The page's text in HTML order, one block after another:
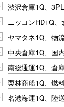
渋沢倉庫1Q、
ニッコンHD1Q、
ヤマタネ1Q、物
中央倉庫1Q、国
南総通運1Q、倉
栗林商船1Q、燃
名港海運1Q、陸